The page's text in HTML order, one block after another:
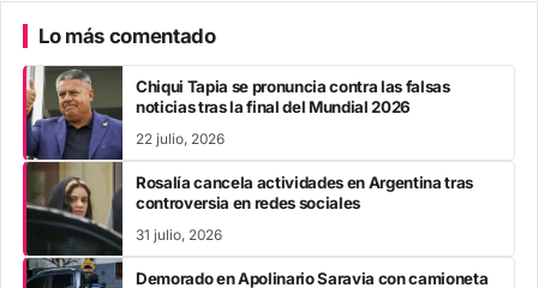
Lo más comentado
Chiqui Tapia se pronuncia contra las falsas
noticias tras la final del Mundial 2026
22 julio, 2026
Rosalía cancela actividades en Argentina tras
controversia en redes sociales
31 julio, 2026
Demorado en Apolinario Saravia con camioneta